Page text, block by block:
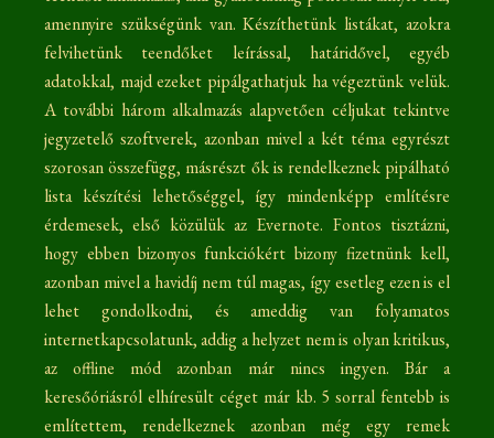
amennyire szükségünk van. Készíthetünk listákat, azokra
felvihetünk teendőket leírással, határidővel, egyéb
adatokkal, majd ezeket pipálgathatjuk ha végeztünk velük.
A további három alkalmazás alapvetően céljukat tekintve
jegyzetelő szoftverek, azonban mivel a két téma egyrészt
szorosan összefügg, másrészt ők is rendelkeznek pipálható
lista készítési lehetőséggel, így mindenképp említésre
érdemesek, első közülük az Evernote. Fontos tisztázni,
hogy ebben bizonyos funkciókért bizony fizetnünk kell,
azonban mivel a havidíj nem túl magas, így esetleg ezen is el
lehet gondolkodni, és ameddig van folyamatos
internetkapcsolatunk, addig a helyzet nem is olyan kritikus,
az offline mód azonban már nincs ingyen. Bár a
keresőóriásról elhíresült céget már kb. 5 sorral fentebb is
említettem, rendelkeznek azonban még egy remek